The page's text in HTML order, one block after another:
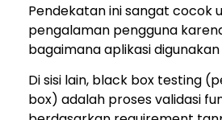
Pendekatan ini sangat cocok
pengalaman pengguna
bagaimana aplikasi
Di sisi lain, black box testing
box) adalah proses validasi